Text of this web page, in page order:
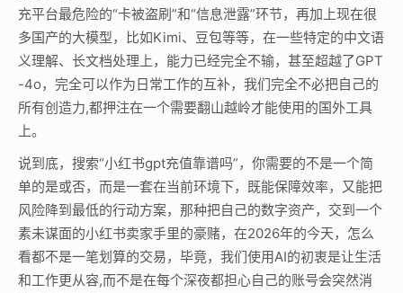
充平台最危险的“卡被盗刷”和“信息泄露”环节，再加上现在很
多国产的大模型，比如Kimi、豆包等等，在一些特定的中文语
义理解、长文档处理上，能力已经完全不输，甚至超越了GPT
-4o，完全可以作为日常工作的互补，我们完全不必把自己的
所有创造力,都押注在一个需要翻山越岭才能使用的国外工具
上。
说到底，搜索“小红书gpt充值靠谱吗”，你需要的不是一个简
单的是或否，而是一套在当前环境下，既能保障效率，又能把
风险降到最低的行动方案，那种把自己的数字资产，交到一个
素未谋面的小红书卖家手里的豪赌，在2026年的今天，怎么
看都不是一笔划算的交易，毕竟，我们使用AI的初衷是让生活
和工作更从容,而不是在每个深夜都担心自己的账号会突然消